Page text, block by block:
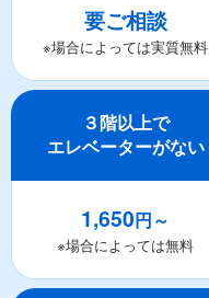
要ご相談
※場合によっては実質無料
３階以上で
エレベーターがない
1,650円～
※場合によっては無料